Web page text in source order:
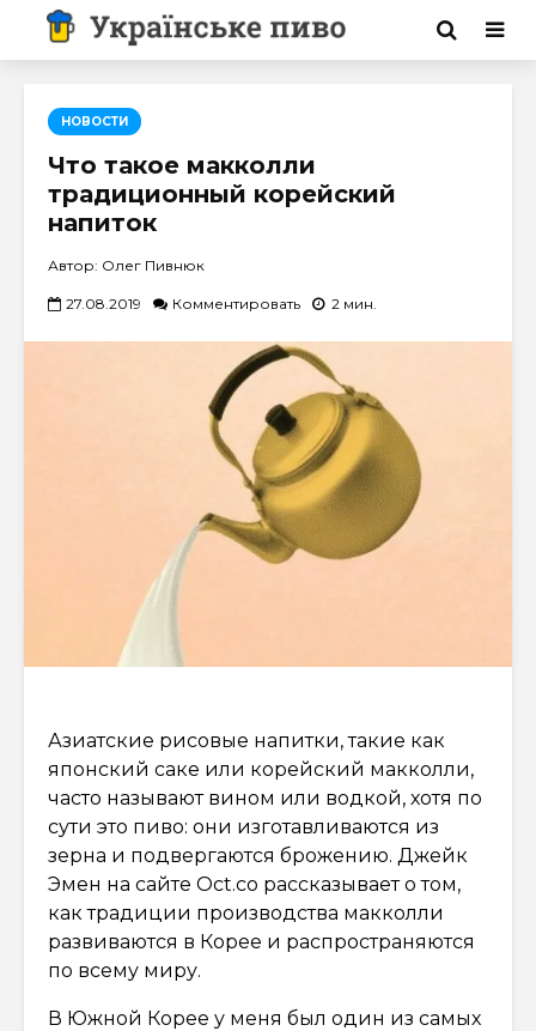
НОВОСТИ
Что такое макколли
традиционный корейский
напиток
Автор: Олег Пивнюк
27.08.2019 Комментировать 2 мин.
Азиатские рисовые напитки, такие как
японский саке или корейский макколли,
часто называют вином или водкой, хотя по
сути это пиво: они изготавливаются из
зерна и подвергаются брожению. Джейк
Эмен на сайте Oct.co рассказывает о том,
как традиции производства макколли
развиваются в Корее и распространяются
по всему миру.
В Южной Корее у меня был один из самых